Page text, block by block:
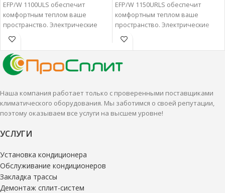
EFP/W 1100ULS обеспечит
комфортным теплом ваше
пространство. Электрические
камины настенного типа
объединяют в себе качество и
долгий срок эксплуатации.
EFP/W 1150URLS обеспечит
комфортным теплом ваше
пространство. Электрические
камины настенного типа
объединяют в себе качество и
Наша компания работает только с проверенными поставщиками
климатического оборудования. Мы заботимся о своей репутации,
поэтому оказываем все услуги на высшем уровне!
УСЛУГИ
Установка кондиционера
Обслуживание кондиционеров
Закладка трассы
Демонтаж сплит-систем